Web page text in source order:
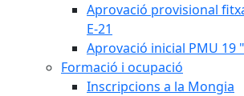
Aprovació provisional
E-21
Aprovació inicial PMU 19
Formació i ocupació
Inscripcions a la Mongia